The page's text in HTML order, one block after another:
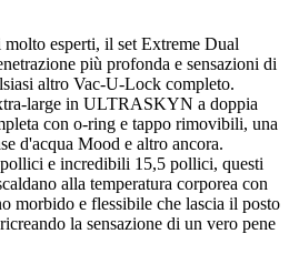
esperti, il set Extreme Dual
più profonda e sensazioni di
altro Vac-U-Lock completo.
large in ULTRASKYN a doppia
con o-ring e tappo rimovibili, una
d'acqua Mood e altro ancora.
e incredibili 15,5 pollici, questi
alla temperatura corporea con
morbido e flessibile che lascia il posto
la sensazione di un vero pene